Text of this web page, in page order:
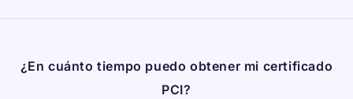
¿En cuánto tiempo puedo obtener mi certificado
PCI?